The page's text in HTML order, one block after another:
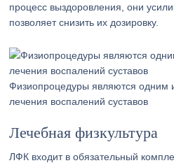
процесс выздоровления, они
позволяет снизить их дозировку.
Физиопроцедуры являются одним
лечения воспалений суставов
Лечебная физкультура
ЛФК входит в обязательный